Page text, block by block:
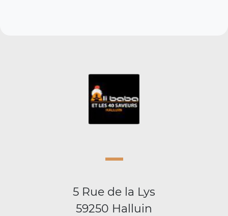
5 Rue de la Lys
59250 Halluin